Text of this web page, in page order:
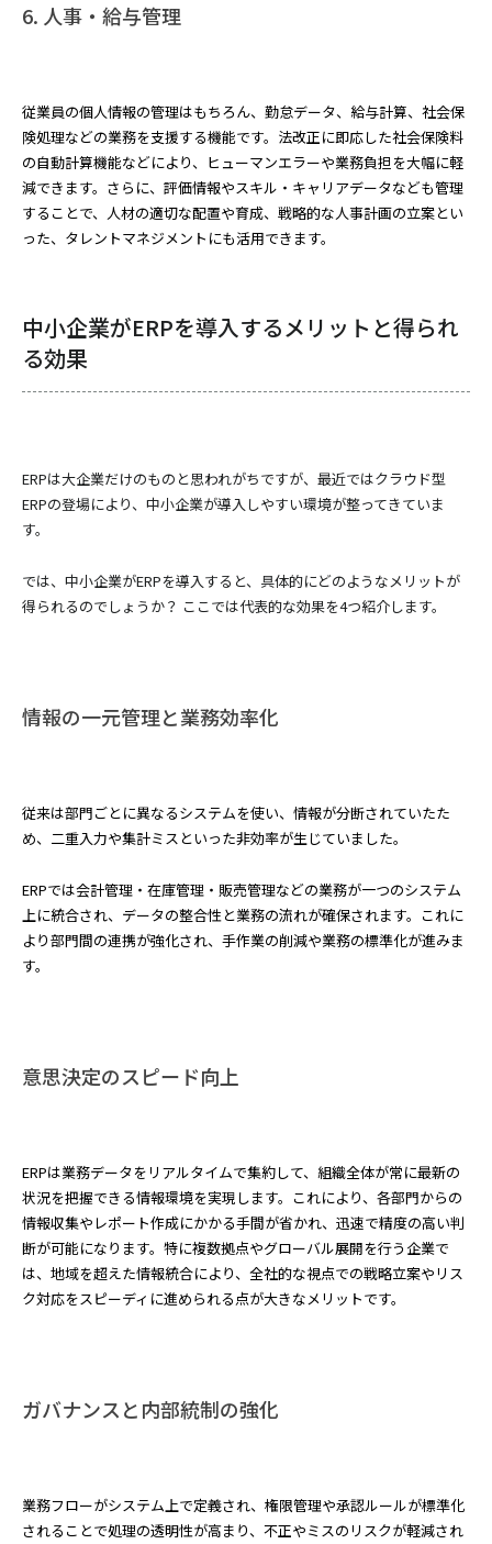
6. 人事・給与管理
従業員の個人情報の管理はもちろん、勤怠データ、給与計算、社会保
険処理などの業務を支援する機能です。法改正に即応した社会保険料
の自動計算機能などにより、ヒューマンエラーや業務負担を大幅に軽
減できます。さらに、評価情報やスキル・キャリアデータなども管理
することで、人材の適切な配置や育成、戦略的な人事計画の立案とい
った、タレントマネジメントにも活用できます。
中小企業がERPを導入するメリットと得られ
る効果
ERPは大企業だけのものと思われがちですが、最近ではクラウド型
ERPの登場により、中小企業が導入しやすい環境が整ってきていま
す。
では、中小企業がERPを導入すると、具体的にどのようなメリットが
得られるのでしょうか？ ここでは代表的な効果を4つ紹介します。
情報の一元管理と業務効率化
従来は部門ごとに異なるシステムを使い、情報が分断されていたた
め、二重入力や集計ミスといった非効率が生じていました。
ERPでは会計管理・在庫管理・販売管理などの業務が一つのシステム
上に統合され、データの整合性と業務の流れが確保されます。これに
より部門間の連携が強化され、手作業の削減や業務の標準化が進みま
す。
意思決定のスピード向上
ERPは業務データをリアルタイムで集約して、組織全体が常に最新の
状況を把握できる情報環境を実現します。これにより、各部門からの
情報収集やレポート作成にかかる手間が省かれ、迅速で精度の高い判
断が可能になります。特に複数拠点やグローバル展開を行う企業で
は、地域を超えた情報統合により、全社的な視点での戦略立案やリス
ク対応をスピーディに進められる点が大きなメリットです。
ガバナンスと内部統制の強化
業務フローがシステム上で定義され、権限管理や承認ルールが標準化
されることで処理の透明性が高まり、不正やミスのリスクが軽減され